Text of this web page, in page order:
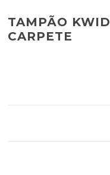
TAMPÃO KWID
CARPETE